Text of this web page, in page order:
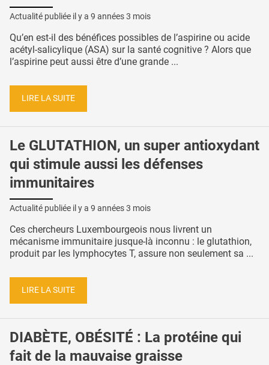
Actualité publiée il y a 9 années 3 mois
Qu’en est-il des bénéfices possibles de l’aspirine ou acide
acétyl-salicylique (ASA) sur la santé cognitive ? Alors que
l’aspirine peut aussi être d’une grande ...
LIRE LA SUITE
Le GLUTATHION, un super antioxydant
qui stimule aussi les défenses
immunitaires
Actualité publiée il y a 9 années 3 mois
Ces chercheurs Luxembourgeois nous livrent un
mécanisme immunitaire jusque-là inconnu : le glutathion,
produit par les lymphocytes T, assure non seulement sa ...
LIRE LA SUITE
DIABÈTE, OBÉSITÉ : La protéine qui
fait de la mauvaise graisse